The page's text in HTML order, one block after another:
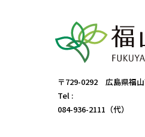
〒729-0292 広島県福
Tel :
084-936-2111（代）